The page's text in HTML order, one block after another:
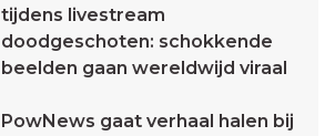
tijdens livestream
doodgeschoten: schokkende
beelden gaan wereldwijd viraal
PowNews gaat verhaal halen bij